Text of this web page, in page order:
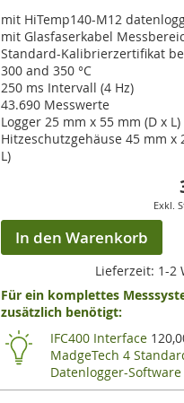
mit HiTemp140-M12
mit Glasfaserkabel
Standard-Kalibrierzertifikat
300 and 350 °C
250 ms Intervall (4 Hz)
43.690 Messwerte
Logger 25 mm x 55 mm (D x L)
Hitzeschutzgehäuse 45 mm x
L)
In den Warenkorb
Lieferzeit: 1-2
Für ein komplettes
zusätzlich benötigt:
IFC400 Interface
MadgeTech 4
Datenlogger-Software